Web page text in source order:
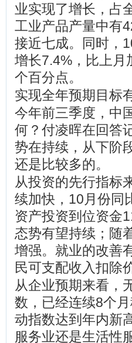
业实现了增长，占
工业产品产量中有
接近七成。同时，
增长7.4%，比上月
个百分点。
实现全年预期目标
今年前三季度，中
何？付凌晖在回答
势在持续，从下阶
还是比较多的。
从投资的先行指标
续加快，10月份同
资产投资到位资金
态势有望持续；随
增强。就业的改善
民可支配收入扣除
从企业预期来看，
数，已经连续8个
动指数达到年内新
服务业还是生活性